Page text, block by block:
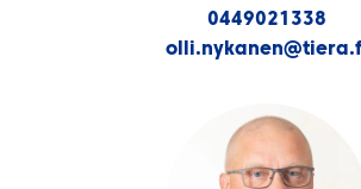
0449021338